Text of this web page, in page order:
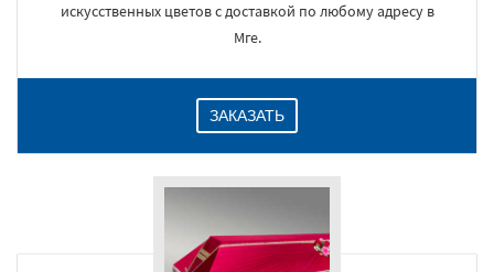
искусственных цветов с доставкой по любому адресу в
Мге.
ЗАКАЗАТЬ